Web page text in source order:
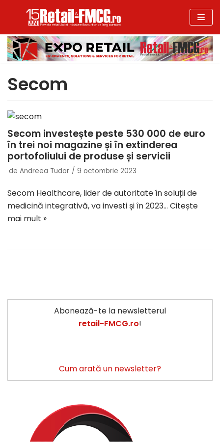
la
conținut
Secom
Secom investește peste 530 000 de euro
în trei noi magazine și în extinderea
portofoliului de produse și servicii
de Andreea Tudor 9 octombrie 2023
Secom Healthcare, lider de autoritate în soluții de
medicină integrativă, va investi și în 2023… Citește
mai mult »
Abonează-te la newsletterul
retail-FMCG.ro!
Cum arată un newsletter?